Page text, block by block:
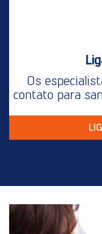
Os
contato para